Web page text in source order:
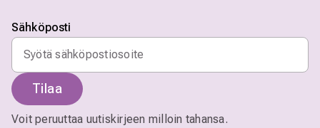
Sähköposti
Tilaa
Voit peruuttaa uutiskirjeen milloin tahansa.